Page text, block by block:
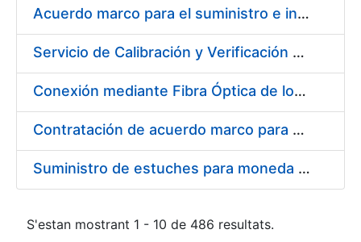
Acuerdo marco para el suministro e instalación de persianas, estores y otros complementos
Servicio de Calibración y Verificación Externa de los Equipos de Medición del Servicio de Prevención de la FNMT-RCM
Conexión mediante Fibra Óptica de los Centros de Proceso de Datos (CPDs) de las sedes de la FNMT-RCM de Burgos y Madrid
Contratación de acuerdo marco para el Suministro de Material de Electricidad para la Fábrica Nacional de Moneda y Timbre-Real Casa de la Moneda en su centro de trabajo de Burgos
Suministro de estuches para moneda de 30 €
S'estan mostrant 1 - 10 de 486 resultats.